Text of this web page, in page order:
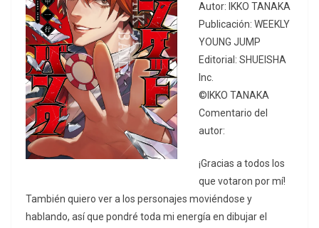
Autor: IKKO TANAKA
Publicación: WEEKLY
YOUNG JUMP
Editorial: SHUEISHA
Inc.
©IKKO TANAKA
Comentario del
autor:
¡Gracias a todos los
que votaron por mí!
También quiero ver a los personajes moviéndose y
hablando, así que pondré toda mi energía en dibujar el